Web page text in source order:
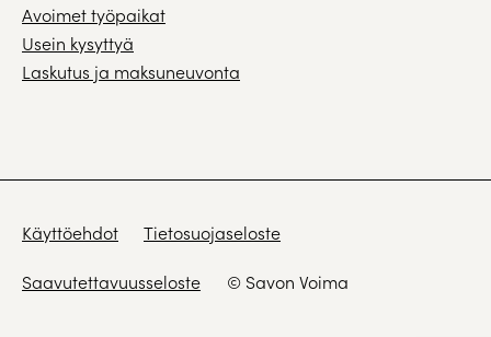
Avoimet työpaikat
Usein kysyttyä
Laskutus ja maksuneuvonta
Käyttöehdot Tietosuojaseloste
Saavutettavuusseloste © Savon Voima